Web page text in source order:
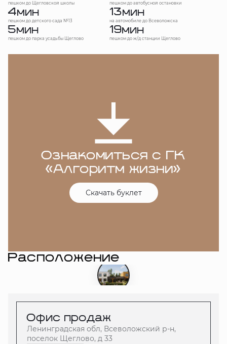
пешком до Щегловской школы пешком до автобусной остановки
4мин
пешком до детского сада №13
13мин
на автомобиле до Всеволожска
5мин
пешком до парка усадьбы Щеглово
19мин
пешком до ж/д станции Щеглово
Ознакомиться с ГК
«Алгоритм жизни»
Скачать буклет
Расположение
Офис продаж
Ленинградская обл, Всеволожский р-н,
поселок Щеглово, д 33